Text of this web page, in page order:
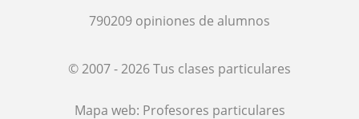
790209 opiniones de alumnos
© 2007 - 2026 Tus clases particulares
Mapa web: Profesores particulares